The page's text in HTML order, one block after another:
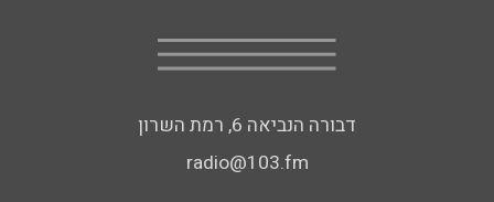
דבורה הנביאה 6, רמת השרון
radio@103.fm